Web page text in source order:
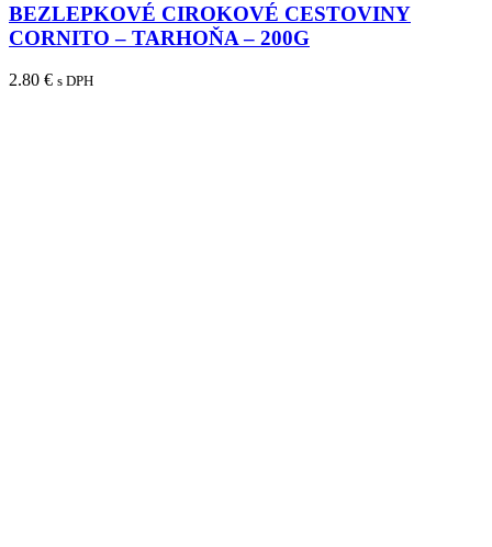
BEZLEPKOVÉ CIROKOVÉ CESTOVINY
CORNITO – TARHOŇA – 200G
2.80 € s DPH